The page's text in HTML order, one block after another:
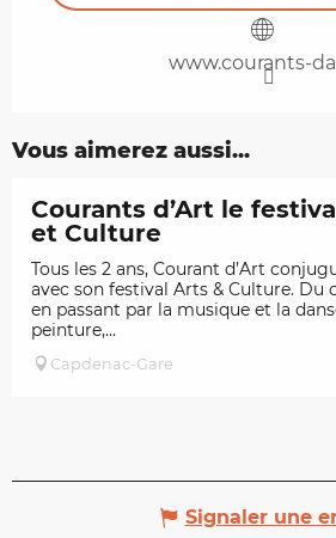
www.courants-
Vous aimerez aussi...
Courants d’Art le
et Culture
Tous les 2 ans, Courant d’Art
avec son festival Arts & Culture. Du
en passant par la musique et la
peinture,...
Capdenac-Gare
Signaler une